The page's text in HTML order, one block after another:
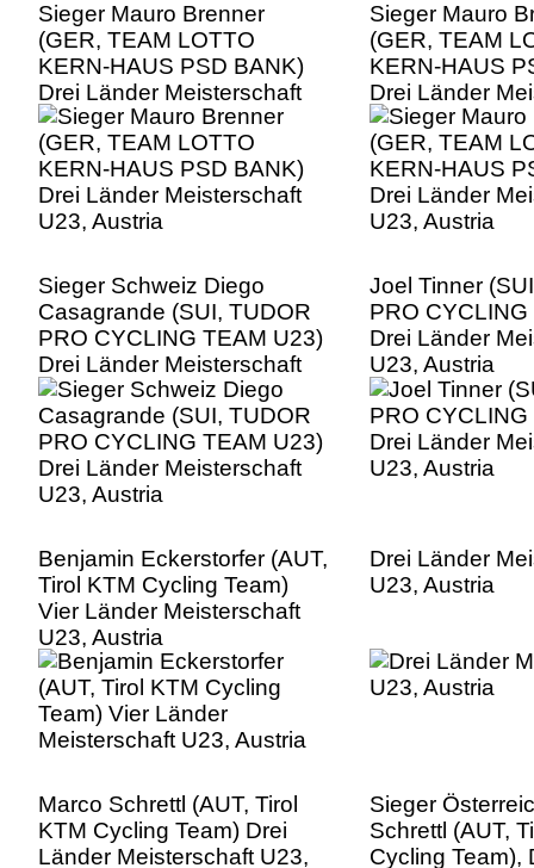
Sieger Mauro Brenner
(GER, TEAM LOTTO
KERN-HAUS PSD BANK)
Drei Länder Meisterschaft
U23, Austria
Sieger Mauro
(GER, TEAM
KERN-HAUS
Drei Länder
U23, Austria
Sieger Schweiz Diego
Casagrande (SUI, TUDOR
PRO CYCLING TEAM U23)
Drei Länder Meisterschaft
U23, Austria
Joel Tinner
PRO
Drei Länder
U23, Austria
Benjamin Eckerstorfer (AUT,
Tirol KTM Cycling Team)
Vier Länder Meisterschaft
U23, Austria
Drei Länder
U23, Austria
Marco Schrettl (AUT, Tirol
KTM Cycling Team) Drei
Länder Meisterschaft U23,
Sieger
Schrettl (AUT,
Cycling Team),